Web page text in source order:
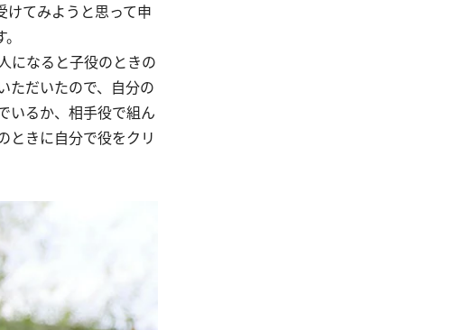
けてみようと思って申
になると子役のときの
ただいたので、自分の
いるか、相手役で組ん
ときに自分で役をクリ